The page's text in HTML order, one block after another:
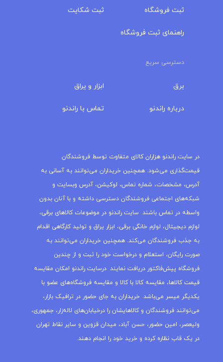
ثبت فروشگاه
راهنمای ثبت فروشگاه
ثبت شکایت
دسترسی سریع
برق
درباره‌ راندنو
ابزار و یراق
تماس با راندنو
در سایت راندنو هزاران کالای متفاوت توسط فروشندگان
قیمت‌گذاری می‌شود. همچنین خریداران می‌توانند به آسانی به
آدرس، مشخصات، شماره تماس، لوکیشن، آدرس وبسایت و
شبکه‌های اجتماعی فروشندگان دسترسی داشته و با آنان بدون
واسطه در تماس باشند. سایت راندنو در موضوعات کالاهای برقی،
لوازم دیجیتال، لوازم خانگی برقی، ابزار یراق و تولید کارگاهی اقدام
به جذب فروشندگان می‌کند. همچنین خریداران می‌توانند به
صورت رایگان، استعلام و درخواست خود را ثبت و از چندین
فروشگاه پیش‌فاکتور دریافت نمایند. درسایت راندنو امکان مقایسه
قیمت کالاها، مقایسه کالا با کالا و مقایسه فروشگاه‌های عضو با
یکدیگر میسر می‌باشد. خریداران به جای حضور در ترافیک بازار،
می‌توانند فروشندگان و کالاهایشان را درخیابان‌های لاله‌زار، جمهوری،
ولیعصر، امین حضور، حسن آباد، میدان قزوین و سایر نقاط تهران
در یک قاب نظاره کرده و خرید خود را انجام دهند.